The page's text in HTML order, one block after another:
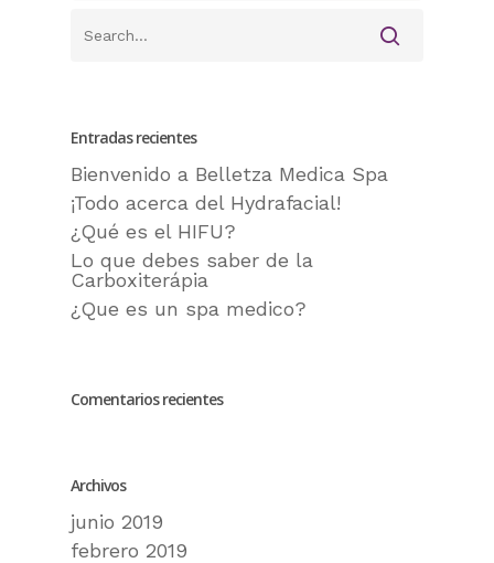
Entradas recientes
Bienvenido a Belletza Medica Spa
¡Todo acerca del Hydrafacial!
¿Qué es el HIFU?
Lo que debes saber de la
Carboxiterápia
¿Que es un spa medico?
Comentarios recientes
Archivos
junio 2019
febrero 2019